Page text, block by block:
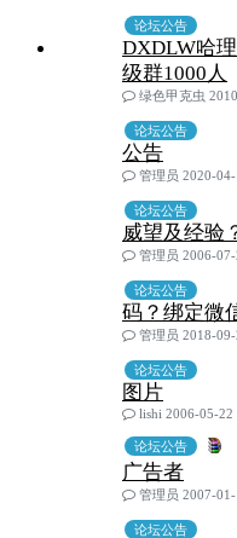
论坛公告
DXDLW哈
级群1000人
绿色甲克虫 2010-
论坛公告
公告
管理员 2020-04-
论坛公告
威望及经验
管理员 2006-07-
论坛公告
码？绑定微
管理员 2018-09-
论坛公告
图片
lishi 2006-05-22
论坛公告
广告者
管理员 2007-01-
论坛公告